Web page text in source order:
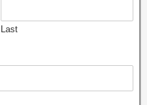
Last